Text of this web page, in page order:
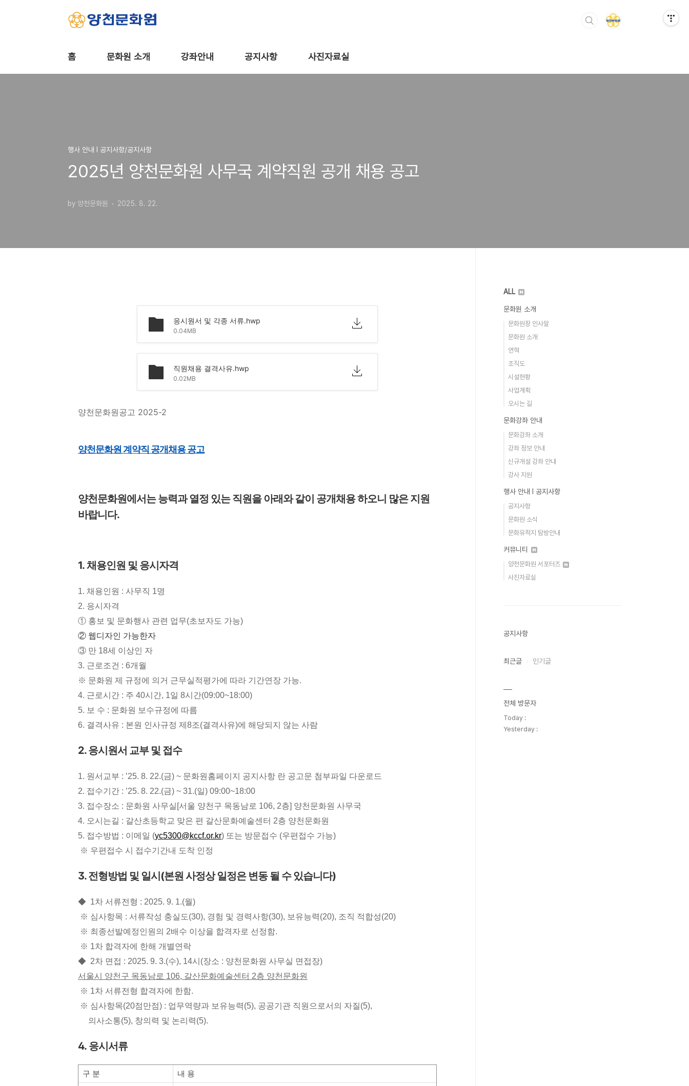
홈 문화원 소개 강좌안내 공지사항 사진자료실
행사 안내 Ι 공지사항/공지사항
2025년 양천문화원 사무국 계약직원 공개 채용 공고
by 양천문화원 2025. 8. 22.
응시원서 및 각종 서류.hwp
0.04MB
직원채용 결격사유.hwp
0.02MB
양천문화원공고 2025-2
양천문화원 계약직 공개채용 공고
양천문화원에서는 능력과 열정 있는 직원을 아래와 같이 공개채용 하오니 많은 지원
바랍니다.
1.채용인원 및 응시자격
1. 채용인원 : 사무직 1명
2. 응시자격
① 홍보 및 문화행사 관련 업무(초보자도 가능)
② 웹디자인 가능한자
③ 만 18세 이상인 자
3. 근로조건 : 6개월
※ 문화원 제 규정에 의거 근무실적평가에 따라 기간연장 가능.
4. 근로시간 : 주 40시간, 1일 8시간(09:00~18:00)
5. 보 수 : 문화원 보수규정에 따름
6. 결격사유 : 본원 인사규정 제8조(결격사유)에 해당되지 않는 사람
2. 응시원서 교부 및 접수
1. 원서교부 : ’25. 8. 22.(금) ~ 문화원홈페이지 공지사항 란 공고문 첨부파일 다운로드
2. 접수기간 : ’25. 8. 22.(금) ~ 31.(일) 09:00~18:00
3. 접수장소 : 문화원 사무실[서울 양천구 목동남로 106, 2층] 양천문화원 사무국
4. 오시는길 : 갈산초등학교 맞은 편 갈산문화예술센터 2층 양천문화원
5. 접수방법 : 이메일 (yc5300@kccf.or.kr) 또는 방문접수 (우편접수 가능)
※ 우편접수 시 접수기간내 도착 인정
3. 전형방법 및 일시(본원 사정상 일정은 변동 될 수 있습니다)
◆ 1차 서류전형 : 2025. 9. 1.(월)
※ 심사항목 : 서류작성 충실도(30), 경험 및 경력사항(30), 보유능력(20), 조직 적합성(20)
※ 최종선발예정인원의 2배수 이상을 합격자로 선정함.
※ 1차 합격자에 한해 개별연락
◆ 2차 면접 : 2025. 9. 3.(수), 14시(장소 : 양천문화원 사무실 면접장)
서울시 양천구 목동남로 106, 갈산문화예술센터 2층 양천문화원
※ 1차 서류전형 합격자에 한함.
※ 심사항목(20점만점) : 업무역량과 보유능력(5), 공공기관 직원으로서의 자질(5),
의사소통(5), 창의력 및 논리력(5).
4. 응시서류
구 분 내 용
ALL
문화원 소개
문화원장 인사말
문화원 소개
연혁
조직도
시설현황
사업계획
오시는 길
문화강좌 안내
문화강좌 소개
강좌 정보 안내
신규개설 강좌 안내
강사 지원
행사 안내 Ι 공지사항
공지사항
문화원 소식
문화유적지 탐방안내
커뮤니티
양천문화원 서포터즈
사진자료실
공지사항
최근글 인기글
전체 방문자
Today :
Yesterday :